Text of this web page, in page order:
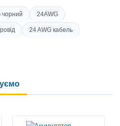
чорний 24AWG
24 AWG кабель